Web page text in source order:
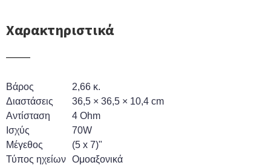
Χαρακτηριστικά
Βάρος
2,66 κ.
Διαστάσεις
36,5 × 36,5 × 10,4 cm
Αντίσταση
4 Ohm
Ισχύς
70W
Μέγεθος
(5 x 7)"
Τύπος ηχείων Ομοαξονικά